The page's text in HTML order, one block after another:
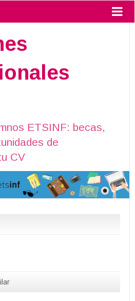
ETSINF: becas,
de
CV